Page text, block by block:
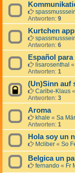
Antworten: 9
Kurtchen
Antworten: 6
Español
lisarosenthal «
Antworten: 1
(Un)Sinn auf
Caribe-Klaus «
Antworten: 3
Aroma
khale « Sa
Antworten: 1
Hola soy un
Mcliber « So
Belgica un
fernando « Fr